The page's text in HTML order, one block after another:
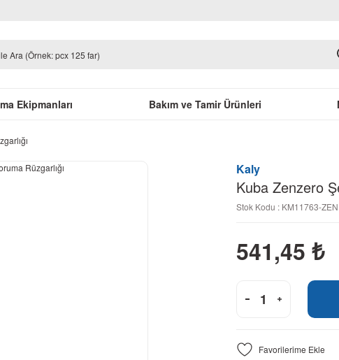
Ekipmanları Bakım ve Tamir Ürünleri
Kaly
Kuba Zenzero
Stok Kodu : KM11763-ZEN
541,45 ₺